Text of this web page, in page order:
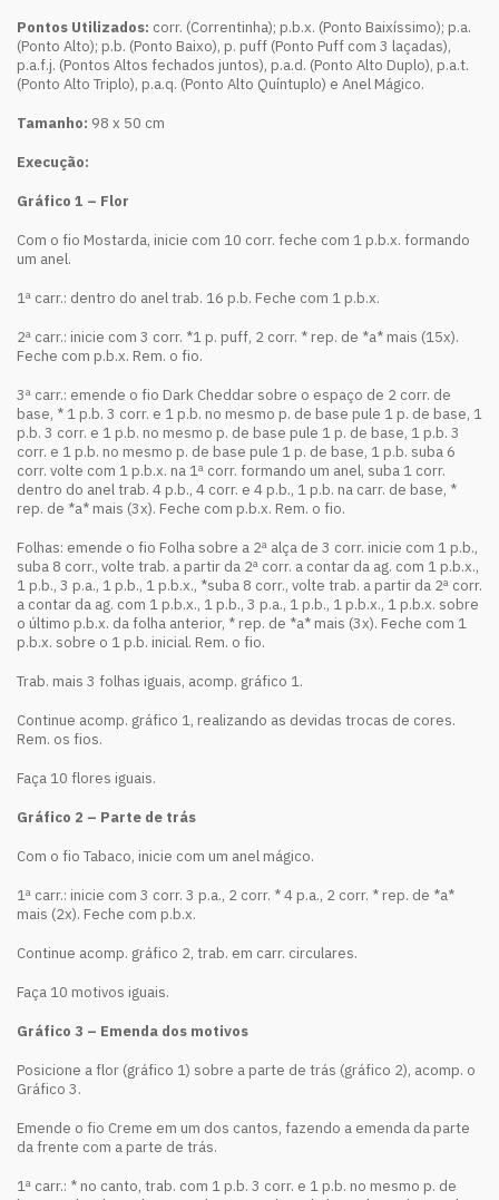
Pontos Utilizados: corr. (Correntinha); p.b.x. (Ponto Baixíssimo); p.a.
(Ponto Alto); p.b. (Ponto Baixo), p. puff (Ponto Puff com 3 laçadas),
p.a.f.j. (Pontos Altos fechados juntos), p.a.d. (Ponto Alto Duplo), p.a.t.
(Ponto Alto Triplo), p.a.q. (Ponto Alto Quíntuplo) e Anel Mágico.
Tamanho: 98 x 50 cm
Execução:
Gráfico 1 – Flor
Com o fio Mostarda, inicie com 10 corr. feche com 1 p.b.x. formando
um anel.
1ª carr.: dentro do anel trab. 16 p.b. Feche com 1 p.b.x.
2ª carr.: inicie com 3 corr. *1 p. puff, 2 corr. * rep. de *a* mais (15x).
Feche com p.b.x. Rem. o fio.
3ª carr.: emende o fio Dark Cheddar sobre o espaço de 2 corr. de
base, * 1 p.b. 3 corr. e 1 p.b. no mesmo p. de base pule 1 p. de base, 1
p.b. 3 corr. e 1 p.b. no mesmo p. de base pule 1 p. de base, 1 p.b. 3
corr. e 1 p.b. no mesmo p. de base pule 1 p. de base, 1 p.b. suba 6
corr. volte com 1 p.b.x. na 1ª corr. formando um anel, suba 1 corr.
dentro do anel trab. 4 p.b., 4 corr. e 4 p.b., 1 p.b. na carr. de base, *
rep. de *a* mais (3x). Feche com p.b.x. Rem. o fio.
Folhas: emende o fio Folha sobre a 2ª alça de 3 corr. inicie com 1 p.b.,
suba 8 corr., volte trab. a partir da 2ª corr. a contar da ag. com 1 p.b.x.,
1 p.b., 3 p.a., 1 p.b., 1 p.b.x., *suba 8 corr., volte trab. a partir da 2ª corr.
a contar da ag. com 1 p.b.x., 1 p.b., 3 p.a., 1 p.b., 1 p.b.x., 1 p.b.x. sobre
o último p.b.x. da folha anterior, * rep. de *a* mais (3x). Feche com 1
p.b.x. sobre o 1 p.b. inicial. Rem. o fio.
Trab. mais 3 folhas iguais, acomp. gráfico 1.
Continue acomp. gráfico 1, realizando as devidas trocas de cores.
Rem. os fios.
Faça 10 flores iguais.
Gráfico 2 – Parte de trás
Com o fio Tabaco, inicie com um anel mágico.
1ª carr.: inicie com 3 corr. 3 p.a., 2 corr. * 4 p.a., 2 corr. * rep. de *a*
mais (2x). Feche com p.b.x.
Continue acomp. gráfico 2, trab. em carr. circulares.
Faça 10 motivos iguais.
Gráfico 3 – Emenda dos motivos
Posicione a flor (gráfico 1) sobre a parte de trás (gráfico 2), acomp. o
Gráfico 3.
Emende o fio Creme em um dos cantos, fazendo a emenda da parte
da frente com a parte de trás.
1ª carr.: * no canto, trab. com 1 p.b. 3 corr. e 1 p.b. no mesmo p. de